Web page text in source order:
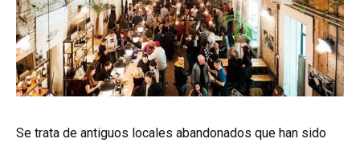
Se trata de antiguos locales abandonados que han sido